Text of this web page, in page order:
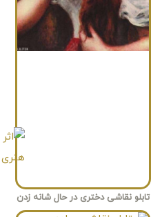
تابلو نقاشی دختری در حال شانه زدن